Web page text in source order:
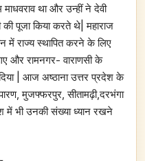
था और उन्हीं ने देवी
की पूजा किया करते थे| महाराज
में राज्य स्थापित करने के लिए
और रामनगर- वाराणसी के
| आज अष्ठाना उत्तर प्रदेश के
मुजफ्फरपुर, सीतामढ़ी,दरभंगा
में भी उनकी संख्या ध्यान रखने